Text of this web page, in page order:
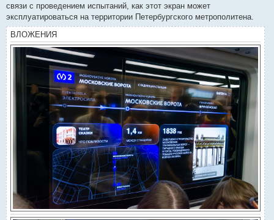
и
е
связи с проведением испытаний, как этот экран может
эксплуатироваться на территории Петербургского метрополитена.
ВЛОЖЕНИЯ